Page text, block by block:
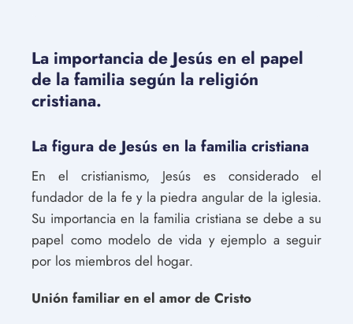
La importancia de Jesús en el papel
de la familia según la religión
cristiana.
La figura de Jesús en la familia cristiana
En el cristianismo, Jesús es considerado el
fundador de la fe y la piedra angular de la iglesia.
Su importancia en la familia cristiana se debe a su
papel como modelo de vida y ejemplo a seguir
por los miembros del hogar.
Unión familiar en el amor de Cristo